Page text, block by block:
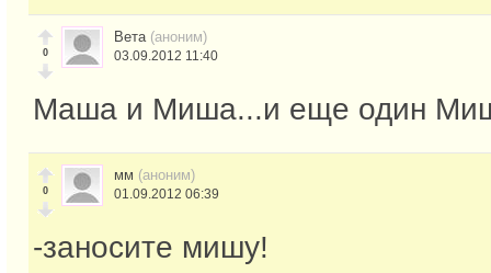
0
Вета (аноним)
03.09.2012 11:40
Маша и Миша...и еще один
0
мм (аноним)
01.09.2012 06:39
-заносите мишу!